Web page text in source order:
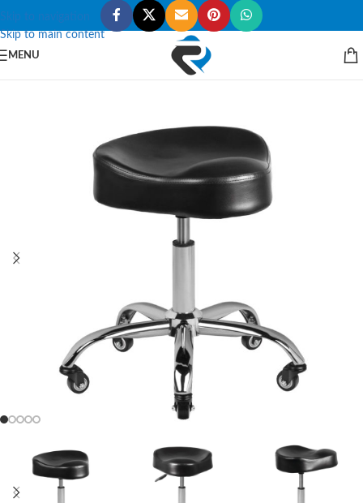
Skip to navigation
Skip to main content
MENU